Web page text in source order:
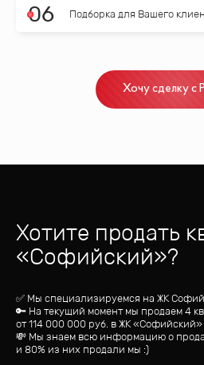
06 Подборка для Вашего
Хочу сделку с
Хотите продать
«Софийский»?
✅ Мы специализируемся на ЖК
🔑 На текущий момент мы продаем 4
от114 000 000 руб. в ЖК «Софийский»
💸 Мы знаем всю информацию о
и 80% из них продали мы :)